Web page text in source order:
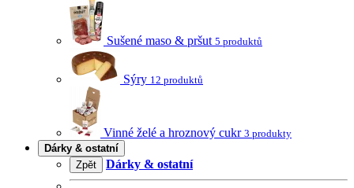
Sušené maso & pršut 5 produktů
Sýry 12 produktů
Vinné želé a hroznový cukr 3 produkty
Dárky & ostatní
Zpět
Dárky & ostatní